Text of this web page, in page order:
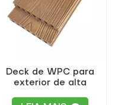
Deck de WPC para
exterior de alta